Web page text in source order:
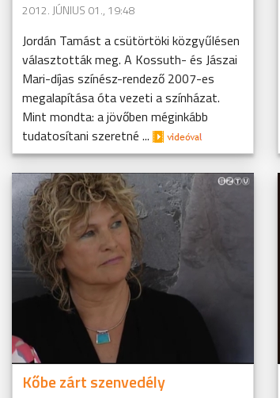
2012. JÚNIUS 01., 19:48
Jordán Tamást a csütörtöki közgyűlésen
választották meg. A Kossuth- és Jászai
Mari-díjas színész-rendező 2007-es
megalapítása óta vezeti a színházat.
Mint mondta: a jövőben méginkább
tudatosítani szeretné ...
Kőbe zárt szenvedély